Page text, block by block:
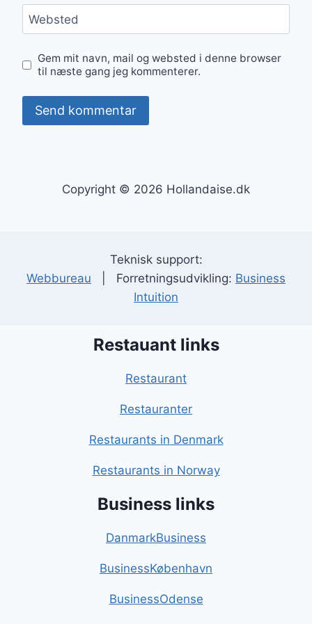
Websted
Gem mit navn, mail og websted i denne browser
til næste gang jeg kommenterer.
Copyright © 2026 Hollandaise.dk
Teknisk support:
Webbureau | Forretningsudvikling: Business
Intuition
Restauant links
Restaurant
Restauranter
Restaurants in Denmark
Restaurants in Norway
Business links
DanmarkBusiness
BusinessKøbenhavn
BusinessOdense